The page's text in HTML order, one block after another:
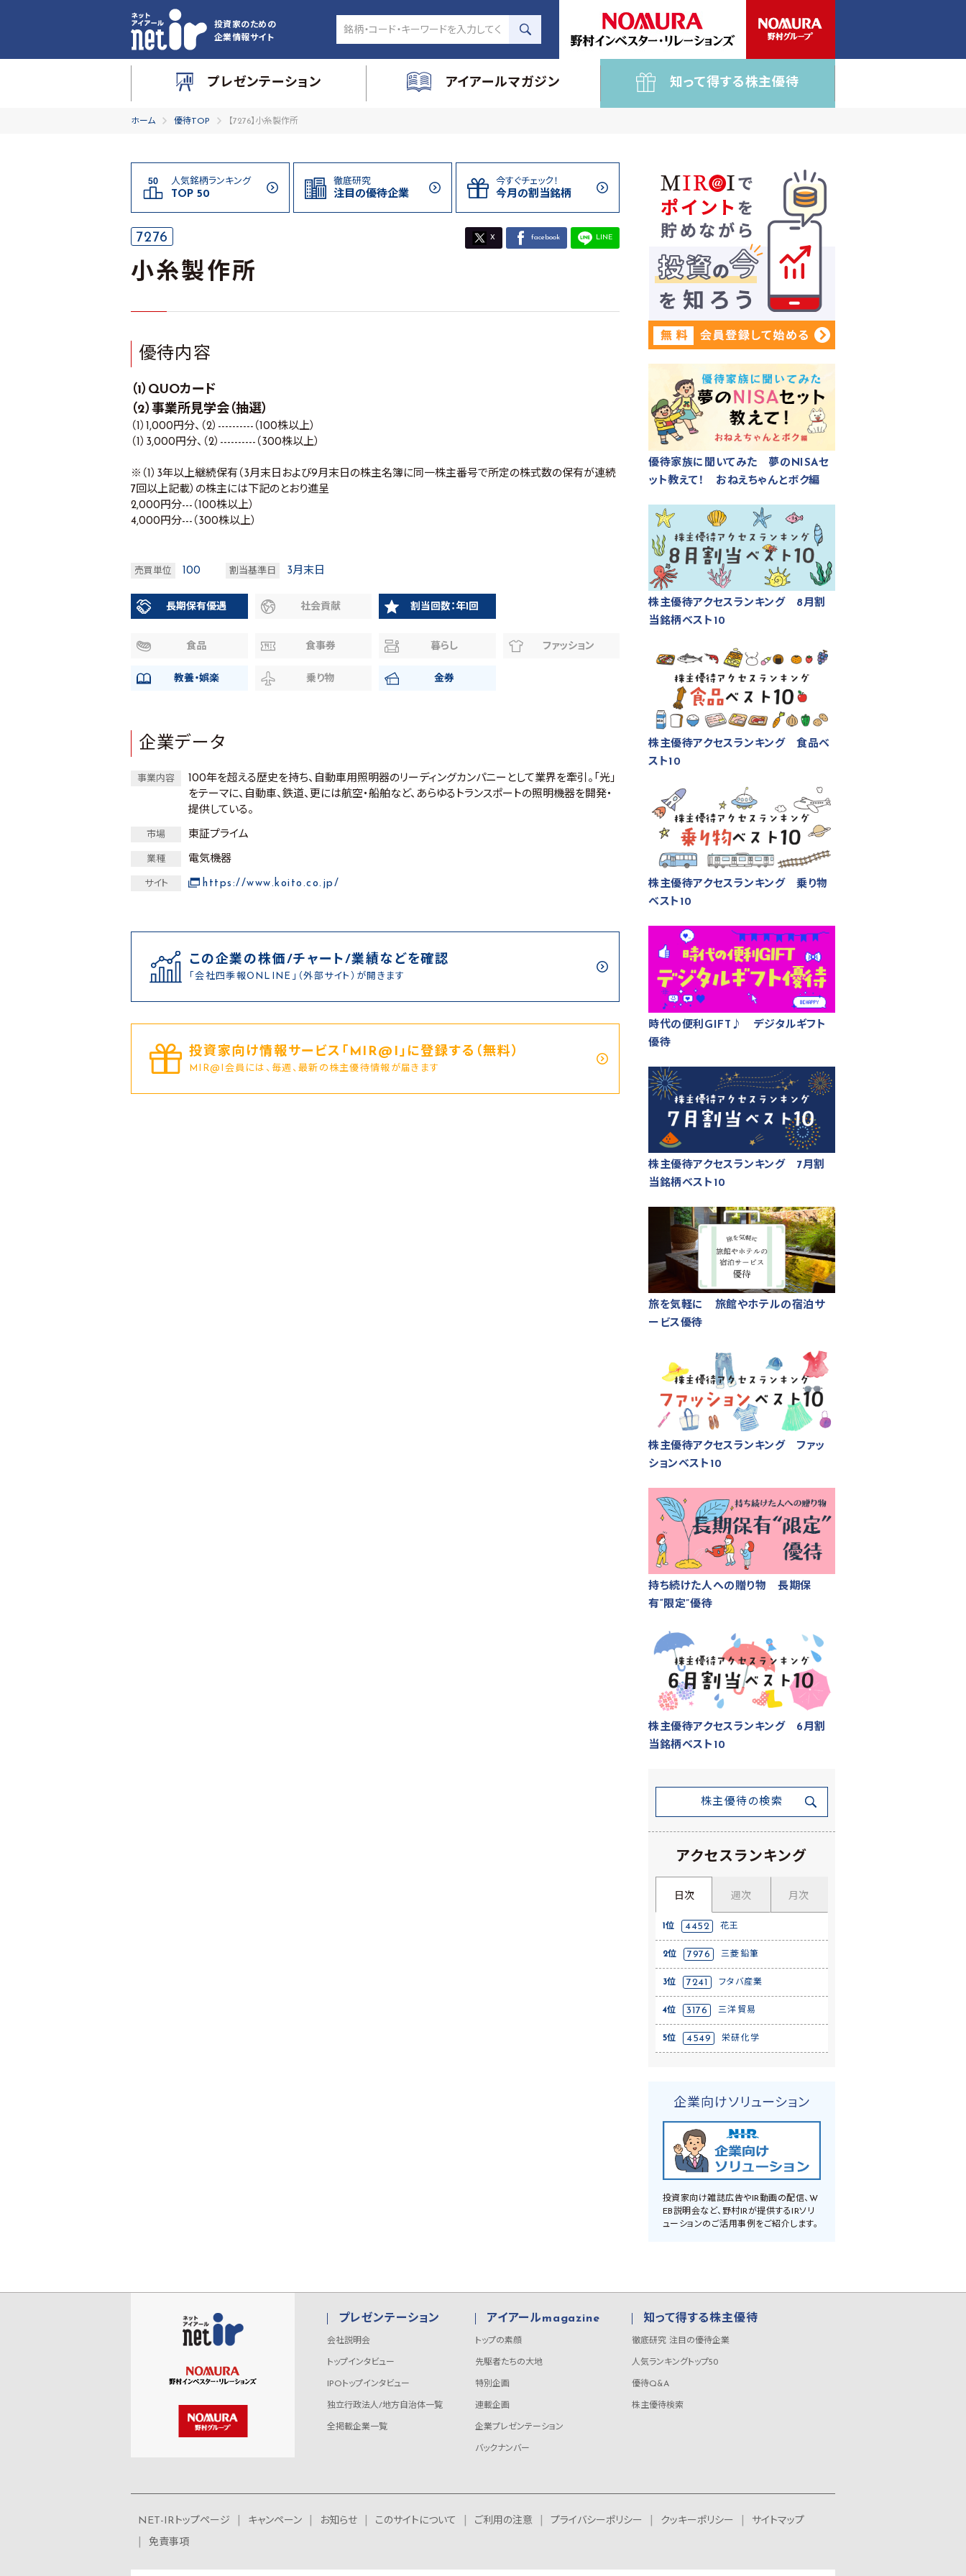
投資家のための
企業情報サイト
プレゼンテーション アイアールマガジン 知って得する株主優待
ホーム 優待TOP 【7276】小糸製作所
人気銘柄ランキング
TOP 50
徹底研究
注目の優待企業
今すぐチェック！
今月の割当銘柄
7276 X facebook LINE
小糸製作所
優待内容
（1）QUOカード
（2）事業所見学会（抽選）
（1）1,000円分、（2）----------（100株以上）
（1）3,000円分、（2）----------（300株以上）
※（1）3年以上継続保有（3月末日および9月末日の株主名簿に同一株主番号で所定の株式数の保有が連続
7回以上記載）の株主には下記のとおり進呈
2,000円分---（100株以上）
4,000円分---（300株以上）
売買単位 100 割当基準日 3月末日
長期保有優遇 社会貢献 割当回数：年1回
食品 食事券 暮らし ファッション
教養・娯楽 乗り物 金券
企業データ
事業内容
100年を超える歴史を持ち、自動車用照明器のリーディングカンパニーとして業界を牽引。「光」
をテーマに、自動車、鉄道、更には航空・船舶など、あらゆるトランスポートの照明機器を開発・
提供している。
市場 東証プライム
業種 電気機器
サイト https://www.koito.co.jp/
この企業の株価/チャート/業績などを確認
「会社四季報ONLINE」（外部サイト）が開きます
投資家向け情報サービス｢MIR@I｣に登録する（無料）
MIR@I会員には、毎週、最新の株主優待情報が届きます
優待家族に聞いてみた 夢のNISAセ
ット教えて！ おねえちゃんとボク編
株主優待アクセスランキング 8月割
当銘柄ベスト10
株主優待アクセスランキング 食品ベ
スト10
株主優待アクセスランキング 乗り物
ベスト10
時代の便利GIFT♪ デジタルギフト
優待
株主優待アクセスランキング 7月割
当銘柄ベスト10
旅を気軽に 旅館やホテルの宿泊サ
ービス優待
株主優待アクセスランキング ファッ
ションベスト10
持ち続けた人への贈り物 長期保
有“限定”優待
株主優待アクセスランキング 6月割
当銘柄ベスト10
株主優待の検索
アクセスランキング
日次 週次 月次
1位 4452 花王
2位 7976 三菱鉛筆
3位 7241 フタバ産業
4位 3176 三洋貿易
5位 4549 栄研化学
企業向けソリューション
投資家向け雑誌広告やIR動画の配信、W
EB説明会など、野村IRが提供するIRソリ
ューションのご活用事例をご紹介します。
プレゼンテーション
会社説明会
トップインタビュー
IPOトップインタビュー
独立行政法人/地方自治体一覧
全掲載企業一覧
アイアールmagazine
トップの素顔
先駆者たちの大地
特別企画
連載企画
企業プレゼンテーション
バックナンバー
知って得する株主優待
徹底研究 注目の優待企業
人気ランキングトップ50
優待Q&A
株主優待検索
NET-IRトップページ キャンペーン お知らせ このサイトについて ご利用の注意 プライバシーポリシー クッキーポリシー
サイトマップ
免責事項